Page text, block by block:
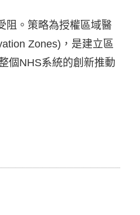
阻。策略為授權區域醫
Zones)，是建立區
個NHS系統的創新推動